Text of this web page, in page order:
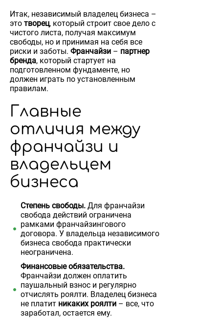
Итак, независимый владелец бизнеса –
это творец, который строит свое дело с
чистого листа, получая максимум
свободы, но и принимая на себя все
риски и заботы. Франчайзи – партнер
бренда, который стартует на
подготовленном фундаменте, но
должен играть по установленным
правилам.
Главные
отличия между
франчайзи и
владельцем
бизнеса
Степень свободы. Для франчайзи
свобода действий ограничена
рамками франчайзингового
договора. У владельца независимого
бизнеса свобода практически
неограничена.
Финансовые обязательства.
Франчайзи должен оплатить
паушальный взнос и регулярно
отчислять роялти. Владелец бизнеса
не платит никаких роялти – все, что
заработал, остается ему.